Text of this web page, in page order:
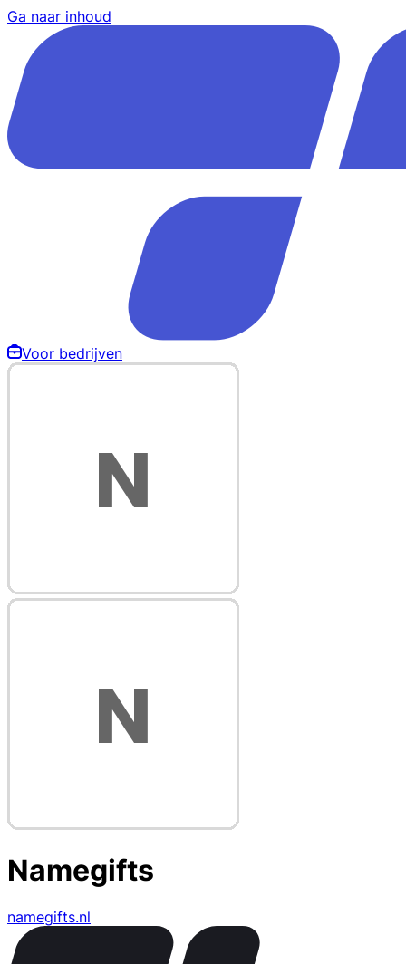
Ga naar inhoud
Voor bedrijven
Namegifts
namegifts.nl